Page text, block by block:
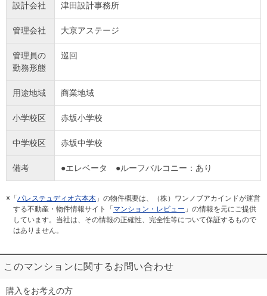
設計会社 津田設計事務所
管理会社 大京アステージ
管理員の
勤務形態
巡回
用途地域 商業地域
小学校区 赤坂小学校
中学校区 赤坂中学校
備考 ●エレベータ ●ルーフバルコニー：あり
※「 パレステュディオ六本木 」の物件概要は、（株）ワンノブアカインドが運営
する不動産・物件情報サイト「 マンション・レビュー 」の情報を元にご提供
しています。当社は、その情報の正確性、完全性等について保証するもので
はありません。
このマンションに関するお問い合わせ
購入をお考えの方